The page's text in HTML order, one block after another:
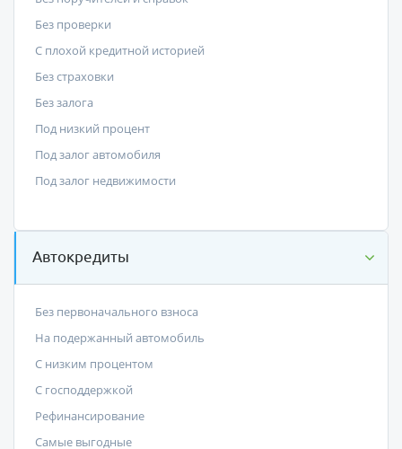
Без проверки
С плохой кредитной историей
Без страховки
Без залога
Под низкий процент
Под залог автомобиля
Под залог недвижимости
Автокредиты
Без первоначального взноса
На подержанный автомобиль
С низким процентом
C господдержкой
Рефинансирование
Самые выгодные